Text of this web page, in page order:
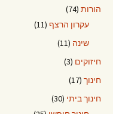
הורות (74)
עקרון הרצף (11)
שינה (11)
חיזוקים (3)
חינוך (17)
חינוך ביתי (30)